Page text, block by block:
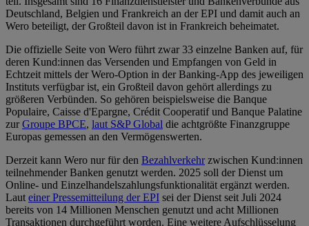
Deutschland, Belgien und Frankreich an der EPI und damit auch an
Wero beteiligt, der Großteil davon ist in Frankreich beheimatet.
Die offizielle Seite von Wero führt zwar 33 einzelne Banken auf, für
deren Kund:innen das Versenden und Empfangen von Geld in
Echtzeit mittels der Wero-Option in der Banking-App des jeweiligen
Instituts verfügbar ist, ein Großteil davon gehört allerdings zu
größeren Verbünden. So gehören beispielsweise die Banque
Populaire, Caisse d'Epargne, Crédit Cooperatif und Banque Palatine
zurGroupe BPCE, laut S&P Global die achtgrößte Finanzgruppe
Europas gemessen an den Vermögenswerten.
Derzeit kann Wero nur für den Bezahlverkehrzwischen Kund:innen
teilnehmender Banken genutzt werden. 2025 soll der Dienst um
Online- und Einzelhandelszahlungsfunktionalität ergänzt werden.
Lauteiner Pressemitteilung der EPI sei der Dienst seit Juli 2024
bereits von 14 Millionen Menschen genutzt und acht Millionen
Transaktionen durchgeführt worden. Eine weitere Aufschlüsselung